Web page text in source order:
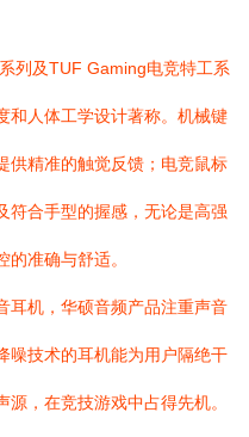
列及TUF Gaming电竞特工系
和人体工学设计著称。机械键
供精准的触觉反馈；电竞鼠标
符合手型的握感，无论是高强
准确与舒适。
耳机，华硕音频产品注重声音
噪技术的耳机能为用户隔绝干
，在竞技游戏中占得先机。